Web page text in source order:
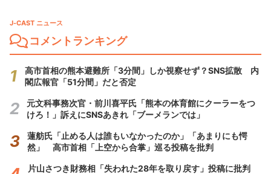
J-CAST ニュース
コメントランキング
高市首相の熊本避難所「3分間」しか視察せず？SNS拡散 内
閣広報官「51分間」だと否定
元文科事務次官・前川喜平氏「熊本の体育館にクーラーをつ
けろ！」訴えにSNSあきれ「ブーメランでは」
蓮舫氏「止める人は誰もいなかったのか」「あまりにも愕
然」 高市首相「上空から合掌」巡る投稿を批判
片山さつき財務相「失われた28年を取り戻す」投稿に批判